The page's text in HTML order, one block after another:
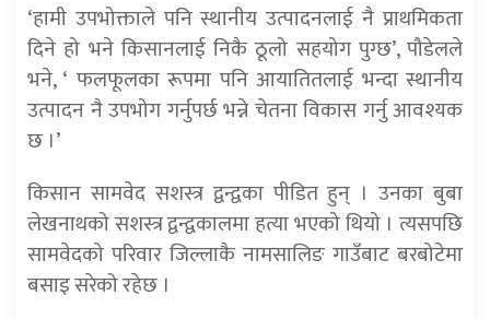
‘हामी उपभोक्ताले पनि स्थानीय उत्पादनलाई नै प्राथमिकता
दिने हो भने किसानलाई निकै ठूलो सहयोग पुग्छ’, पौडेलले
भने, ‘ फलफूलका रूपमा पनि आयातितलाई भन्दा स्थानीय
उत्पादन नै उपभोग गर्नुपर्छ भन्ने चेतना विकास गर्नु आवश्यक
छ ।’
किसान सामवेद सशस्त्र द्वन्द्वका पीडित हुन् । उनका बुबा
लेखनाथको सशस्त्र द्वन्द्वकालमा हत्या भएको थियो । त्यसपछि
सामवेदको परिवार जिल्लाकै नामसालिङ गाउँबाट बरबोटेमा
बसाइ सरेको रहेछ ।